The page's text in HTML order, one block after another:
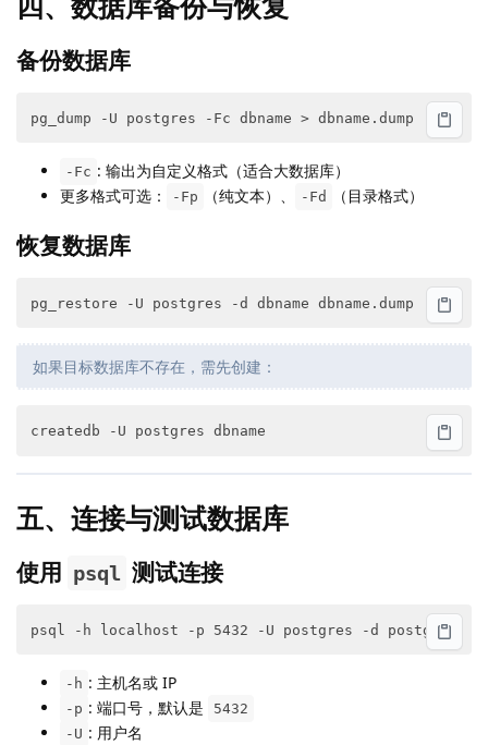
备份数据库
-Fc : 输出为自定义格式（适合大数据库）
更多格式可选：
-Fp （纯文本）、 -Fd （目录格式）
恢复数据库
如果目标数据库不存在，需先创建：
五、连接与测试数据库
使用 psql 测试连接
-h : 主机名或 IP
-p : 端口号，默认是
5432
-U : 用户名